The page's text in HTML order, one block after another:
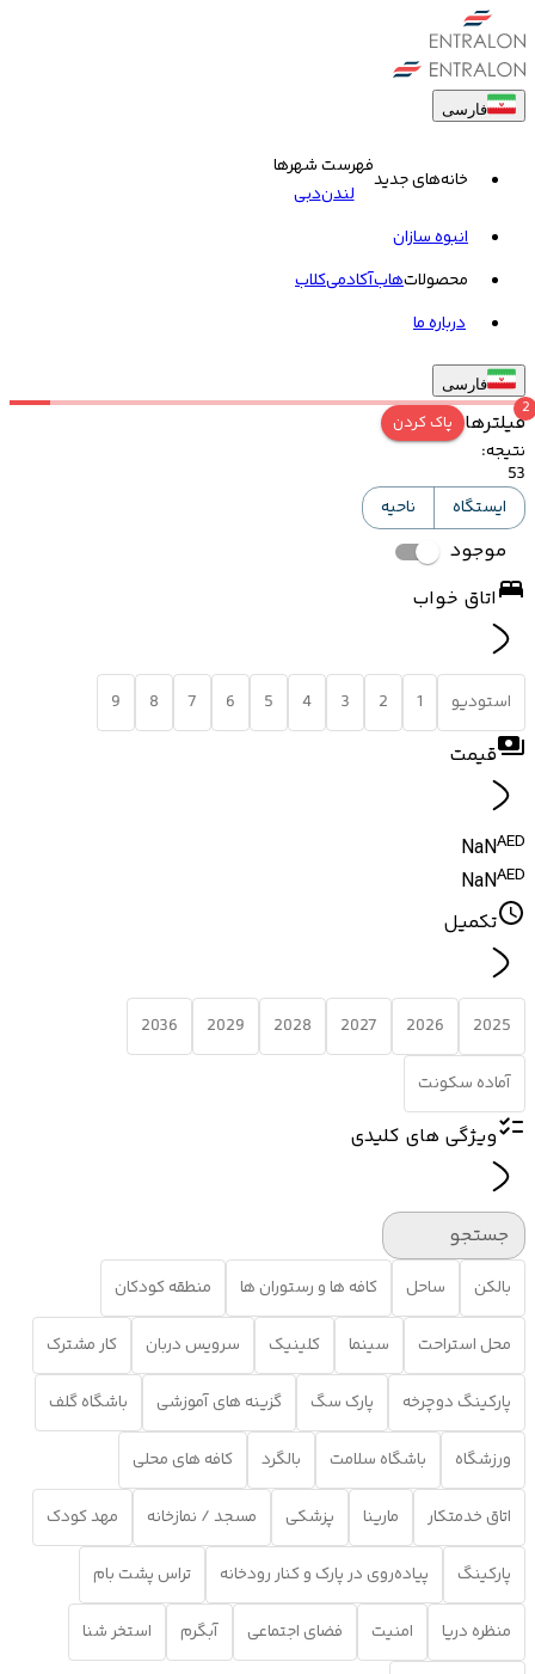
فارسی
خانه‌های جدید
فهرست شهرها
لندندبی
انبوه سازان
محصولاتهابآکادمیکلاب
درباره ما
فارسی
فیلترها
2
پاک کردن
نتیجه:
53
ایستگاه
ناحیه
موجود
اتاق خواب
استودیو 1
2
3
4
5
6
7
8
9
قیمت
NaNAED
NaNAED
تکمیل
2025
2026
2027
2028
2029
2036
آماده سکونت
ویژگی های کلیدی
جستجو
بالکن ساحل کافه ها و رستوران ها منطقه کودکان
محل استراحت سینما کلینیک سرویس دربان کار مشترک
پارکینگ دوچرخه پارک سگ گزینه های آموزشی باشگاه گلف
ورزشگاه باشگاه سلامت بالگرد کافه های محلی
اتاق خدمتکار مارینا پزشکی مسجد / نمازخانه مهد کودک
پارکینگ پیاده‌روی در پارک و کنار رودخانه تراس پشت بام
منظره دریا امنیت فضای اجتماعی آبگرم استخر شنا